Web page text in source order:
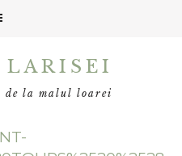
de la malul loarei